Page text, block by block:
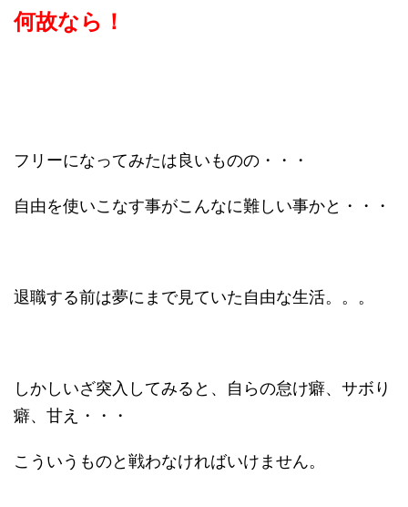
何故なら！
フリーになってみたは良いものの・・・
自由を使いこなす事がこんなに難しい事かと・・・
退職する前は夢にまで見ていた自由な生活。。。
しかしいざ突入してみると、自らの怠け癖、サボり
癖、甘え・・・
こういうものと戦わなければいけません。